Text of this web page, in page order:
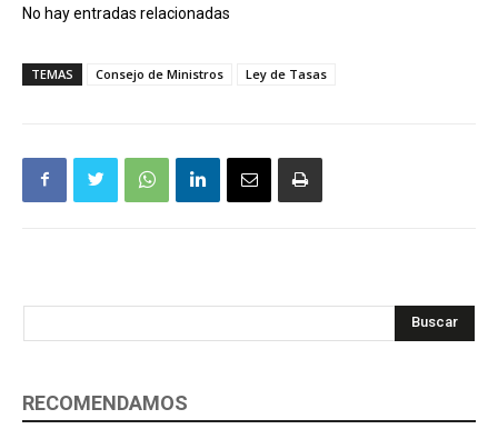
No hay entradas relacionadas
TEMAS Consejo de Ministros Ley de Tasas
Buscar
RECOMENDAMOS